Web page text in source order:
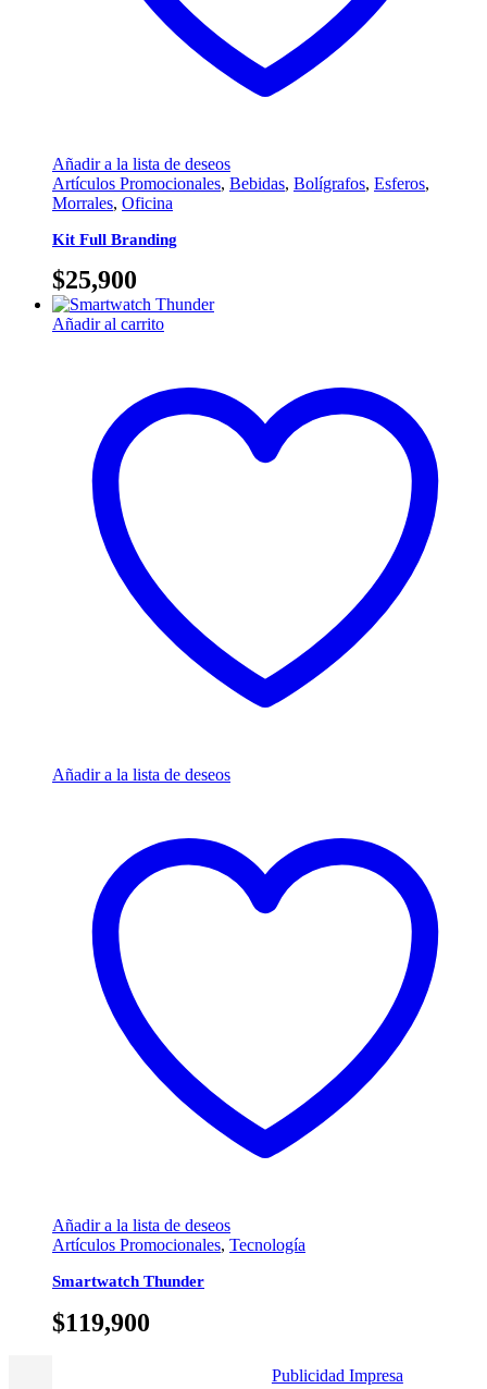
Añadir a la lista de deseos
Artículos Promocionales, Bebidas, Bolígrafos, Esferos,
Morrales, Oficina
Kit Full Branding
$25,900
Añadir al carrito
Añadir a la lista de deseos
Añadir a la lista de deseos
Artículos Promocionales, Tecnología
Smartwatch Thunder
$119,900
Publicidad Impresa